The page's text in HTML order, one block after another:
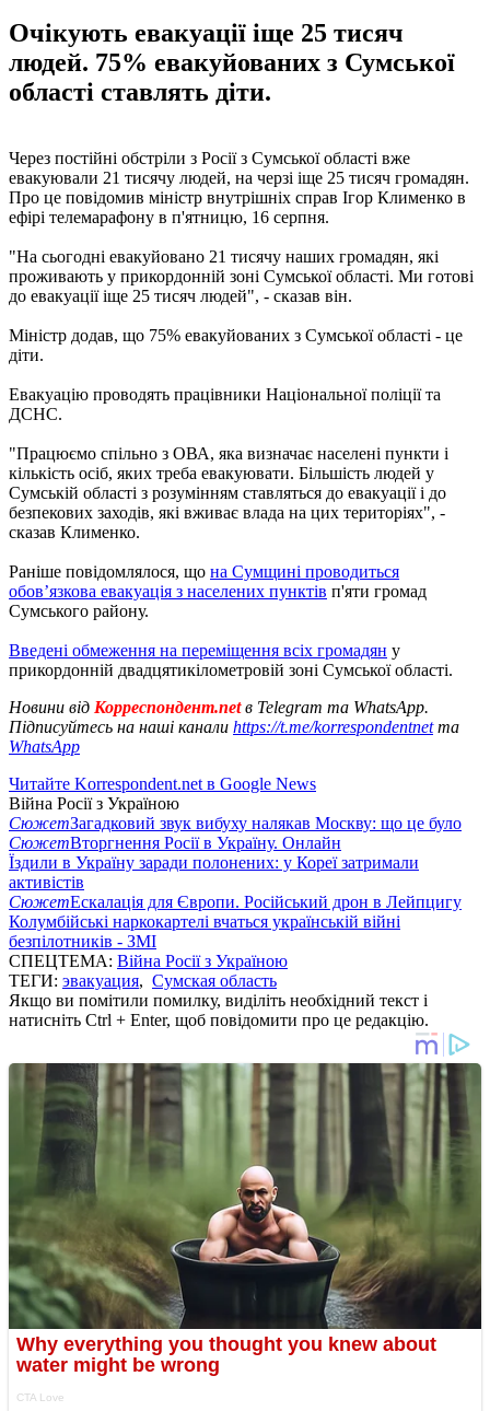
Очікують евакуації іще 25 тисяч
людей. 75% евакуйованих з Сумської
області ставлять діти.
Через постійні обстріли з Росії з Сумської області вже
евакуювали 21 тисячу людей, на черзі іще 25 тисяч громадян.
Про це повідомив міністр внутрішніх справ Ігор Клименко в
ефірі телемарафону в п'ятницю, 16 серпня.
"На сьогодні евакуйовано 21 тисячу наших громадян, які
проживають у прикордонній зоні Сумської області. Ми готові
до евакуації іще 25 тисяч людей", - сказав він.
Міністр додав, що 75% евакуйованих з Сумської області - це
діти.
Евакуацію проводять працівники Національної поліції та
ДСНС.
"Працюємо спільно з ОВА, яка визначає населені пункти і
кількість осіб, яких треба евакуювати. Більшість людей у
Сумській області з розумінням ставляться до евакуації і до
безпекових заходів, які вживає влада на цих територіях", -
сказав Клименко.
Раніше повідомлялося, що на Сумщині проводиться
обов’язкова евакуація з населених пунктів п'яти громад
Сумського району.
Введені обмеження на переміщення всіх громадян у
прикордонній двадцятикілометровій зоні Сумської області.
Новини від Корреспондент.netв Telegram та WhatsApp.
Підписуйтесь на наші канали https://t.me/korrespondentnetта
WhatsApp
Читайте Korrespondent.net в Google News
Війна Росії з Україною
СюжетЗагадковий звук вибуху налякав Москву: що це було
СюжетВторгнення Росії в Україну. Онлайн
Їздили в Україну заради полонених: у Кореї затримали
активістів
СюжетЕскалація для Європи. Російський дрон в Лейпцигу
Колумбійські наркокартелі вчаться українській війні
безпілотників - ЗМІ
СПЕЦТЕМА: Війна Росії з Україною
ТЕГИ: эвакуация, Сумская область
Якщо ви помітили помилку, виділіть необхідний текст і
натисніть Ctrl + Enter, щоб повідомити про це редакцію.